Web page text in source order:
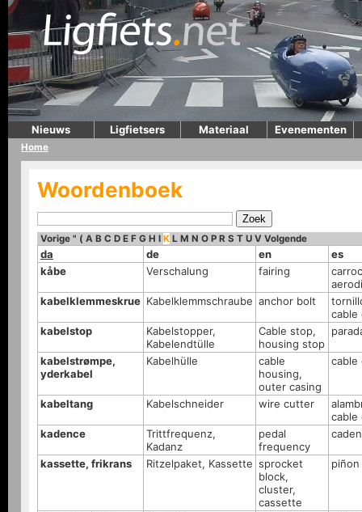
Nieuws Ligfietsers Materiaal Evenementen
Home
Woordenboek
Vorige " ( A B C D E F G H I K L M N O P R S T U V Volgende
da de en
es
kåbe
Verschalung fairing
kabelklemmeskrue Kabelklemmschraube anchor bolt
cable
kabelstop
Kabelstopper,
Kabelendtülle
Cable stop,
housing stop
kabelstrømpe,
yderkabel
Kabelhülle
cable
housing,
outer casing
cable
kabeltang Kabelschneider wire cutter
cable
kadence
Trittfrequenz,
Kadanz
pedal
frequency
kassette, frikrans Ritzelpaket, Kassette sprocket
block,
cluster,
cassette
piñon